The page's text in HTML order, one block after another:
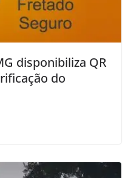
disponibiliza QR
do